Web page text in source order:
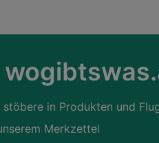
stöbere in Produkten und
Merkzettel